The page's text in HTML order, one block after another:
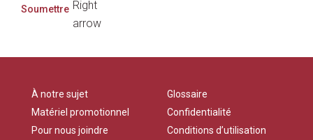
À notre sujet
Matériel promotionnel
Pour nous joindre
Glossaire
Confidentialité
Conditions d’utilisation